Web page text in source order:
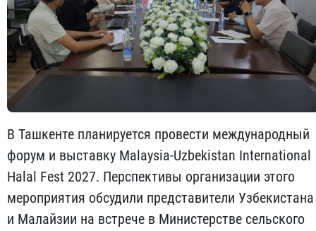
В Ташкенте планируется провести международный
форум и выставку Malaysia-Uzbekistan International
Halal Fest 2027. Перспективы организации этого
мероприятия обсудили представители Узбекистана
и Малайзии на встрече в Министерстве сельского